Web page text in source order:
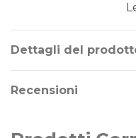
Dimensione: 17x15"
Materiale: mylar-foil
Tema: Minnie
Il palloncino Minnie
Costruito secondo
Dettagli del
Recensioni